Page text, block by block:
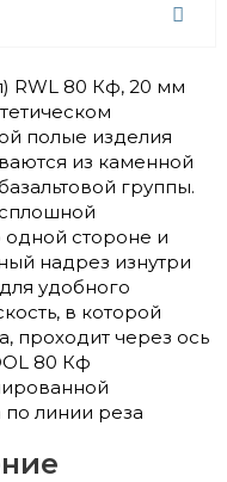
RWL 80 Кф, 20 мм
полые изделия
из каменной
группы.
стороне и
надрез изнутри
удобного
в которой
проходит через ось
80 Кф
линии реза